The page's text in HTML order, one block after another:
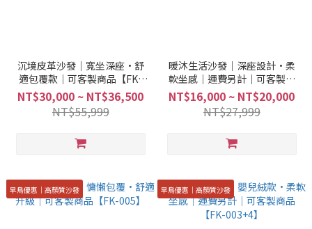
沉境皮革沙發｜寬坐深座·舒
適包覆款｜可客製商品【FK-
008+9】
NT$30,000 ~ NT$36,500
NT$55,999
暖沐生活沙發｜深座設計·柔
軟坐感｜運費另計｜可客製商
品【FK-006+7】
NT$16,000 ~ NT$20,000
NT$27,999
早鳥優惠｜高顏質沙發 早鳥優惠｜高顏質沙發